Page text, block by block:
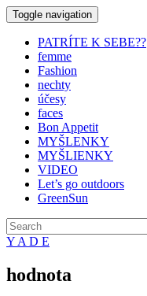
Toggle navigation
PATRÍTE K SEBE??
femme
Fashion
nechty
účesy
faces
Bon Appetit
MYŠLENKY
MYŠLIENKY
VIDEO
Let’s go outdoors
GreenSun
Y A D E
hodnota